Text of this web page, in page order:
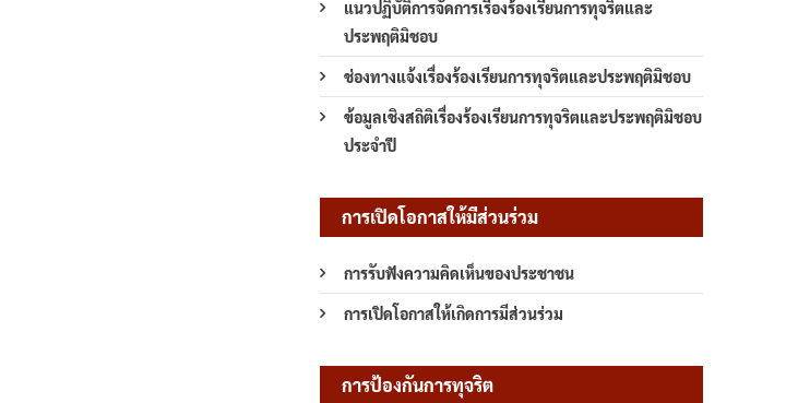
แนวปฏิบัติการจัดการเรื่องร้องเรียนการทุจริตและ
ประพฤติมิชอบ
ช่องทางแจ้งเรื่องร้องเรียนการทุจริตและประพฤติมิชอบ
ข้อมูลเชิงสถิติเรื่องร้องเรียนการทุจริตและประพฤติมิชอบ
ประจำปี
การเปิดโอกาสให้มีส่วนร่วม
การรับฟังความคิดเห็นของประชาชน
การเปิดโอกาสให้เกิดการมีส่วนร่วม
การป้องกันการทุจริต